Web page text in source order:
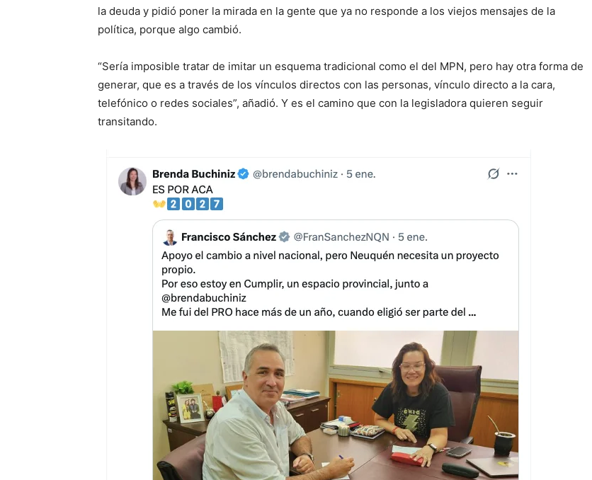
la deuda y pidió poner la mirada en la gente que ya no responde a los viejos mensajes de la
política, porque algo cambió.
“Sería imposible tratar de imitar un esquema tradicional como el del MPN, pero hay otra forma de
generar, que es a través de los vínculos directos con las personas, vínculo directo a la cara,
telefónico o redes sociales”, añadió. Y es el camino que con la legisladora quieren seguir
transitando.